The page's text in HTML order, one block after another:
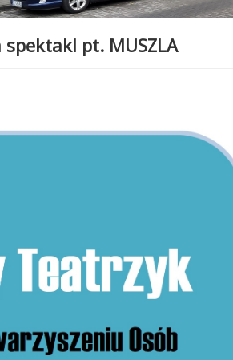
spektakl pt. MUSZLA